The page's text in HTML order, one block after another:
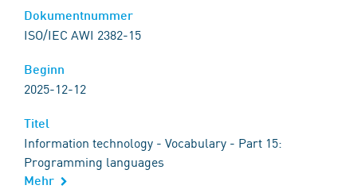
Dokumentnummer
ISO/IEC AWI 2382-15
Beginn
2025-12-12
Titel
Information technology - Vocabulary - Part 15:
Programming languages
Mehr